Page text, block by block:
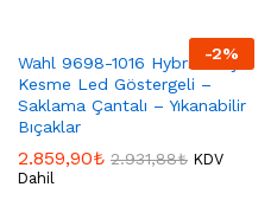
-2%
Wahl 9698-1016 Hybrid Saç
Kesme Led Göstergeli –
Saklama Çantalı – Yıkanabilir
Bıçaklar
2.859,90₺ 2.931,88₺ KDV
Dahil